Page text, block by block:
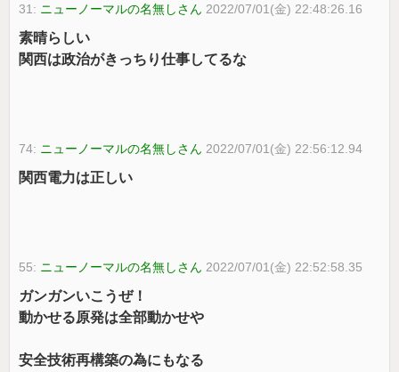
31: ニューノーマルの名無しさん 2022/07/01(金) 22:48:26.16
素晴らしい
関西は政治がきっちり仕事してるな
74: ニューノーマルの名無しさん 2022/07/01(金) 22:56:12.94
関西電力は正しい
55: ニューノーマルの名無しさん 2022/07/01(金) 22:52:58.35
ガンガンいこうぜ！
動かせる原発は全部動かせや
安全技術再構築の為にもなる